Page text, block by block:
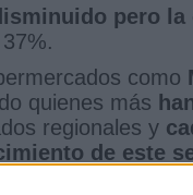
pero
como
quienes más
regionales y
de este